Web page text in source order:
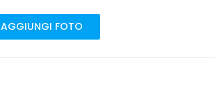
AGGIUNGI FOTO